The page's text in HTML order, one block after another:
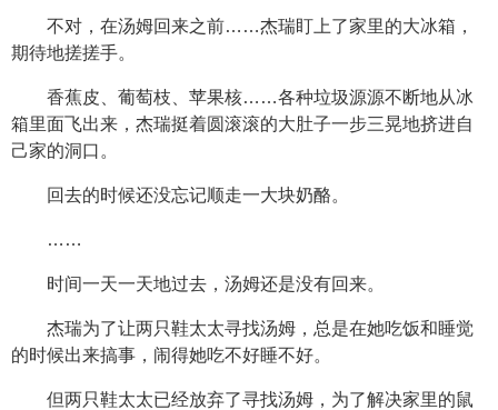
不对，在汤姆回来之前……杰瑞盯上了家里的大冰箱，
期待地搓搓手。
香蕉皮、葡萄枝、苹果核……各种垃圾源源不断地从冰
箱里面飞出来，杰瑞挺着圆滚滚的大肚子一步三晃地挤进自
己家的洞口。
回去的时候还没忘记顺走一大块奶酪。
……
时间一天一天地过去，汤姆还是没有回来。
杰瑞为了让两只鞋太太寻找汤姆，总是在她吃饭和睡觉
的时候出来搞事，闹得她吃不好睡不好。
但两只鞋太太已经放弃了寻找汤姆，为了解决家里的鼠